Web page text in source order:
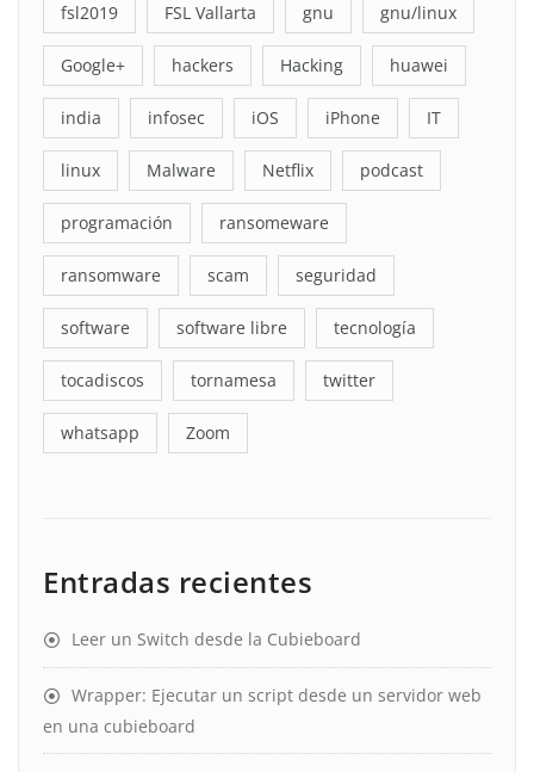
fsl2019 FSL Vallarta gnu gnu/linux
Google+ hackers Hacking huawei
india infosec iOS iPhone IT
linux Malware Netflix podcast
programación ransomeware
ransomware scam seguridad
software software libre tecnología
tocadiscos tornamesa twitter
whatsapp Zoom
Entradas recientes
Leer un Switch desde la Cubieboard
Wrapper: Ejecutar un script desde un servidor web
en una cubieboard